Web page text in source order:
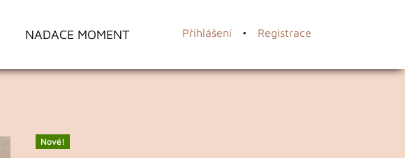
NADACE MOMENT Přihlášení• Registrace
Nové!